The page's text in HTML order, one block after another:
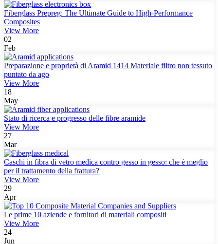
Fiberglass Prepreg: The Ultimate Guide to High-Performance
Composites
View More
02
Feb
Preparazione e proprietà di Aramid 1414 Materiale filtro non tessuto
puntato da ago
View More
18
May
Stato di ricerca e progresso delle fibre aramide
View More
27
Mar
Caschi in fibra di vetro medica contro gesso in gesso: che è meglio
per il trattamento della frattura?
View More
29
Apr
Le prime 10 aziende e fornitori di materiali compositi
View More
24
Jun